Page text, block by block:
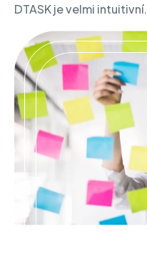
DTASK je velmi intuitivní.